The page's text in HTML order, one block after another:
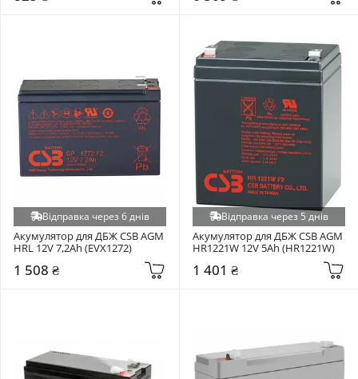
Відправка через 6 днів
Акумулятор для ДБЖ CSB AGM
HRL 12V 7,2Ah (EVX1272)
1 508 ₴
Відправка через 5 днів
Акумулятор для ДБЖ CSB AGM
HR1221W 12V 5Ah (HR1221W)
1 401 ₴